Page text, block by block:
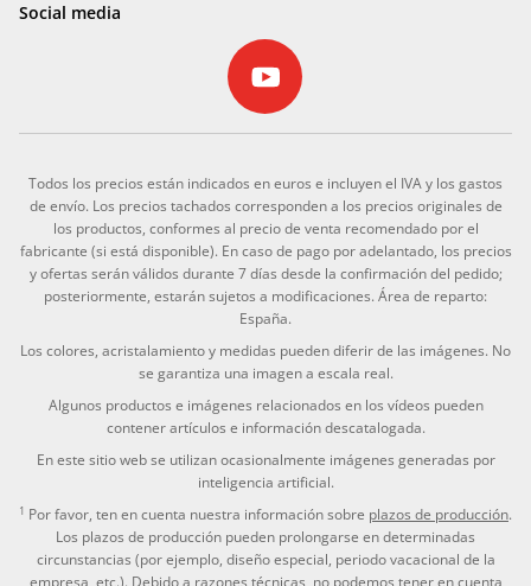
Social media
Todos los precios están indicados en euros e incluyen el IVA y los gastos
de envío. Los precios tachados corresponden a los precios originales de
los productos, conformes al precio de venta recomendado por el
fabricante (si está disponible). En caso de pago por adelantado, los precios
y ofertas serán válidos durante 7 días desde la confirmación del pedido;
posteriormente, estarán sujetos a modificaciones. Área de reparto:
España.
Los colores, acristalamiento y medidas pueden diferir de las imágenes. No
se garantiza una imagen a escala real.
Algunos productos e imágenes relacionados en los vídeos pueden
contener artículos e información descatalogada.
En este sitio web se utilizan ocasionalmente imágenes generadas por
inteligencia artificial.
1 Por favor, ten en cuenta nuestra información sobre plazos de producción.
Los plazos de producción pueden prolongarse en determinadas
circunstancias (por ejemplo, diseño especial, periodo vacacional de la
empresa, etc.). Debido a razones técnicas, no podemos tener en cuenta